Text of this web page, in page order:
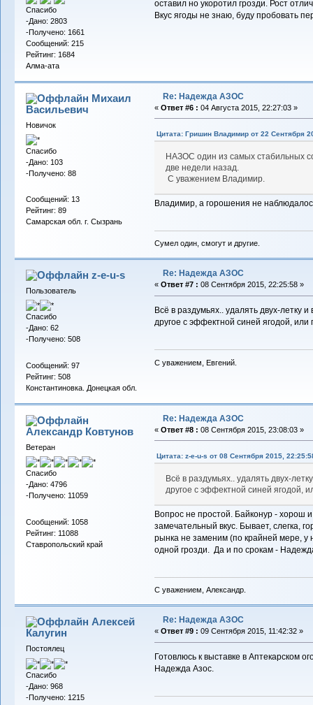
Спасибо
-Дано: 2803
-Получено: 1661
Сообщений: 215
Рейтинг: 1684
Алма-ата
оставил но укоротил грозди. Рост
Вкус ягоды не знаю, буду пробовать
Михаил
Васильевич
Новичок
Спасибо
-Дано: 103
-Получено: 88
Сообщений: 13
Рейтинг: 89
Самарская обл. г. Сызрань
Re: Надежда АЗОС
« Ответ #6 : 04 Августа 2015, 22:27:03 »
Цитата: Гришин Владимир от 22 Сентября
НАЗОС один из самых стабильных
две недели назад.
С уважением Владимир.
Владимир, а горошения не
Сумел один, смогут и другие.
z-e-u-s
Пользователь
Спасибо
-Дано: 62
-Получено: 508
Сообщений: 97
Рейтинг: 508
Константиновка. Донецкая обл.
Re: Надежда АЗОС
« Ответ #7 : 08 Сентября 2015, 22:25:58 »
Всё в раздумьях.. удалять двух-летку
другое с эффектной синей ягодой, или
С уважением, Евгений.
Александр Ковтунов
Ветеран
Спасибо
-Дано: 4796
-Получено: 11059
Сообщений: 1058
Рейтинг: 11088
Ставропольский край
Re: Надежда АЗОС
« Ответ #8 : 08 Сентября 2015, 23:08:03 »
Цитата: z-e-u-s от 08 Сентября 2015,
Всё в раздумьях.. удалять двух-
другое с эффектной синей ягодой,
Вопрос не простой. Байконур - хорош
замечательный вкус. Бывает, слегка,
рынка не заменим (по крайней мере, у
одной грозди. Да и по срокам -
С уважением, Александр.
Алексей
Калугин
Постоялец
Спасибо
-Дано: 968
-Получено: 1215
Re: Надежда АЗОС
« Ответ #9 : 09 Сентября 2015, 11:42:32 »
Готовлюсь к выставке в Аптекарском
Надежда Азос.